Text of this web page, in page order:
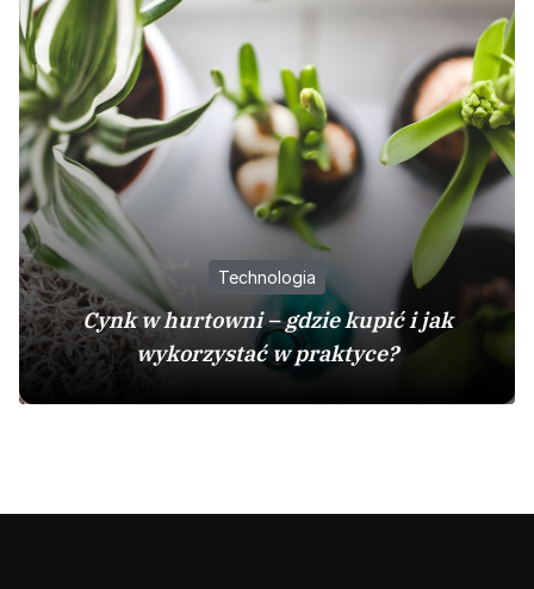
Technologia
Cynk w hurtowni – gdzie kupić i jak
wykorzystać w praktyce?